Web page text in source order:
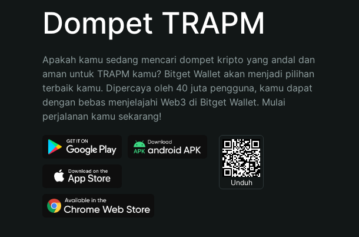
Bahasa Indonesia
Español (Argentina)
Dompet TRAPM
Apakah kamu sedang mencari dompet kripto yang andal dan
aman untuk TRAPM kamu? Bitget Wallet akan menjadi pilihan
terbaik kamu. Dipercaya oleh 40 juta pengguna, kamu dapat
dengan bebas menjelajahi Web3 di Bitget Wallet. Mulai
perjalanan kamu sekarang!
Unduh